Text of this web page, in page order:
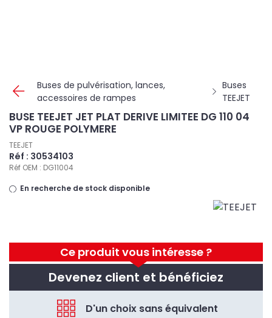
Buses de pulvérisation, lances,
accessoires de rampes
Buses
TEEJET
Ce produit vous intéresse ?
Devenez client et bénéficiez
D'un choix sans équivalent
BUSE TEEJET JET PLAT DERIVE LIMITEE DG 110 04
VP ROUGE POLYMERE
TEEJET
Réf : 30534103
Réf OEM : DG11004
En recherche de stock disponible